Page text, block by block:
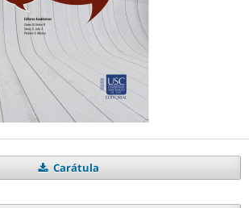
Carátula